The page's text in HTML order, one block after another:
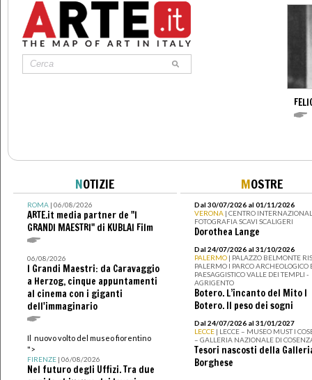
NOTIZIE
ROMA| 06/08/2026
ARTE.it media partner de "I
GRANDI MAESTRI" di KUBLAI Film
06/08/2026
I Grandi Maestri: da Caravaggio
a Herzog, cinque appuntamenti
al cinema con i giganti
dell'immaginario
Il nuovo volto del museo fiorentino
">
FIRENZE| 06/08/2026
Nel futuro degli Uffizi. Tra due
MOSTRE
Dal 30/07/2026 al 01/11/2026
VERONA | CENTRO
FOTOGRAFIA SCAVI SCALIGERI
Dorothea Lange
Dal 24/07/2026 al 31/10/2026
PALERMO | PALAZZO BELMONTE
PALERMO I PARCO ARCHEOLOGICO
PAESAGGISTICO VALLE DEI TEMPLI -
AGRIGENTO
Botero. L’incanto del Mito I
Botero. Il peso dei sogni
Dal 24/07/2026 al 31/01/2027
LECCE | LECCE – MUSEO MUST I
– GALLERIA NAZIONALE DI
Tesori nascosti della
Borghese